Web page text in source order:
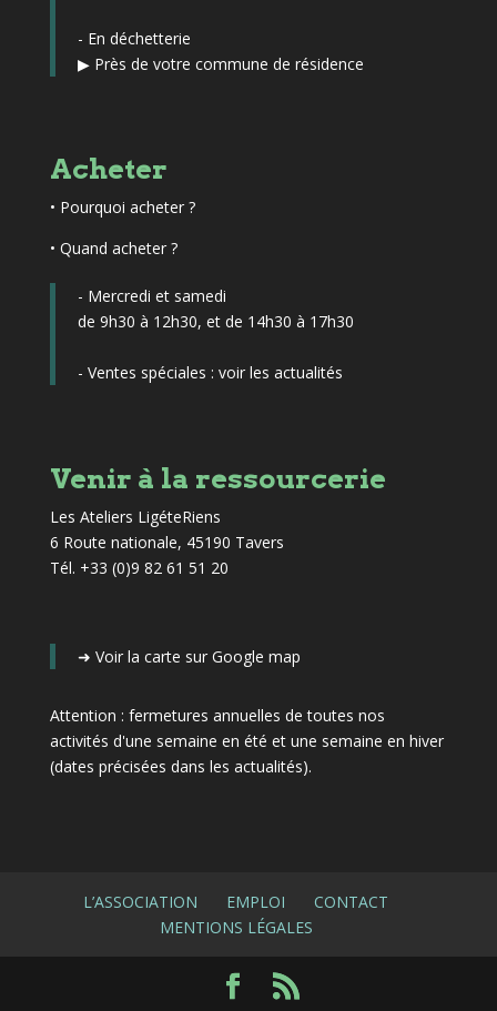
- En déchetterie
▶ Près de votre commune de résidence
Acheter
• Pourquoi acheter ?
• Quand acheter ?
- Mercredi et samedi
de 9h30 à 12h30, et de 14h30 à 17h30
- Ventes spéciales : voir les actualités
Venir à la ressourcerie
Les Ateliers LigéteRiens
6 Route nationale, 45190 Tavers
Tél. +33 (0)9 82 61 51 20
➜ Voir la carte sur Google map
Attention : fermetures annuelles de toutes nos
activités d'une semaine en été et une semaine en hiver
(dates précisées dans les actualités).
L’ASSOCIATION EMPLOI
CONTACT
MENTIONS LÉGALES